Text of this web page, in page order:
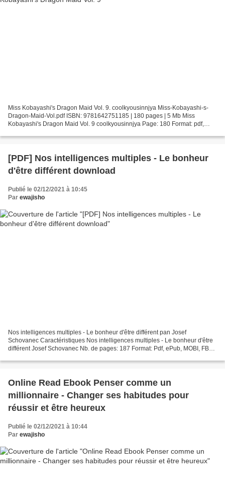
Miss Kobayashi's Dragon Maid Vol. 9. coolkyousinnjya Miss-Kobayashi-s-
Dragon-Maid-Vol.pdf ISBN: 9781642751185 | 180 pages | 5 Mb Miss
Kobayashi's Dragon Maid Vol. 9 coolkyousinnjya Page: 180 Format: pdf,
[PDF] Nos intelligences multiples - Le bonheur
d'être différent download
Publié le 02/12/2021 à 10:45
Par ewajisho
Nos intelligences multiples - Le bonheur d'être différent pan Josef
Schovanec Caractéristiques Nos intelligences multiples - Le bonheur d'être
différent Josef Schovanec Nb. de pages: 187 Format: Pdf, ePub, MOBI, FB2
Online Read Ebook Penser comme un
millionnaire - Changer ses habitudes pour
réussir et être heureux
Publié le 02/12/2021 à 10:44
Par ewajisho